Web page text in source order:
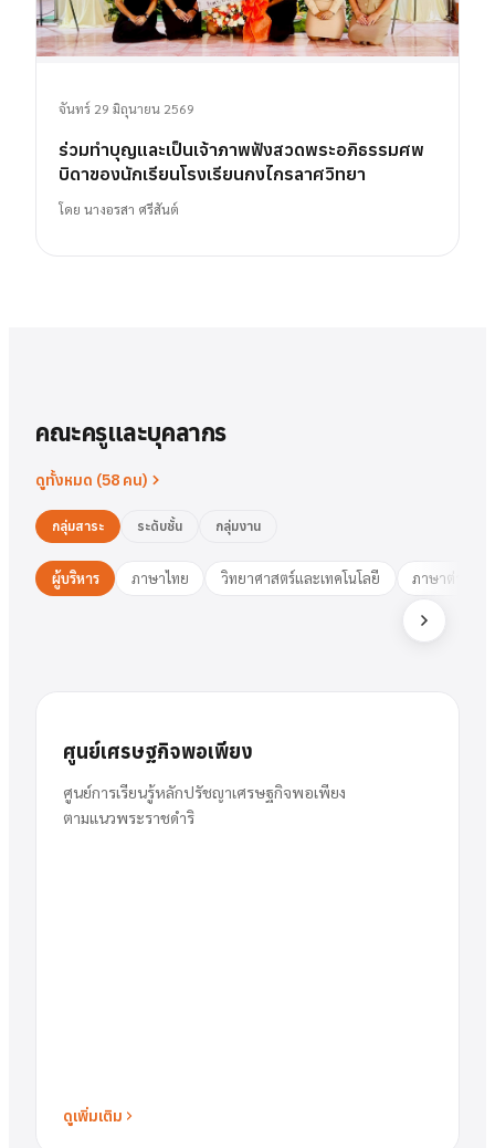
จันทร์ 29 มิถุนายน 2569
ร่วมทำบุญและเป็นเจ้าภาพฟังสวดพระอภิธรรมศพ
บิดาของนักเรียนโรงเรียนกงไกรลาศวิทยา
โดย นางอรสา ศรีสันต์
คณะครูและบุคลากร
ดูทั้งหมด (58 คน)
กลุ่มสาระ ระดับชั้น กลุ่มงาน
ผู้บริหาร ภาษาไทย วิทยาศาสตร์และเทคโนโลยี ภาษาต่างประ
นายสารัตน์ พวงเงิน
พวงเงิน
ผู้อำนวยการ
นางสาวชมพูนุท ศรีฟ้า
ศูนย์เศรษฐกิจพอเพียง
ศูนย์การเรียนรู้หลักปรัชญาเศรษฐกิจพอเพียง
ตามแนวพระราชดำริ
ดูเพิ่มเติม